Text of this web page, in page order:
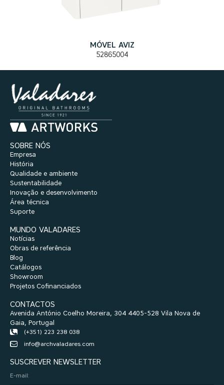
MÓVEL AVIZ
52865004
SOBRE NÓS
Empresa
História
Qualidade e ambiente
Sustentabilidade
Inovação e desenvolvimento
Área técnica
Suporte
MUNDO VALADARES
Notícias
Obras de referência
Blog
Catálogos
Showroom
Projetos Cofinanciados
CONTACTOS
Avenida António Coelho Moreira, 304 4405-528 Vila Nova de
Gaia, Portugal
(+351) 223 238 038
info@archvaladares.com
SUSCREVER NEWSLETTER